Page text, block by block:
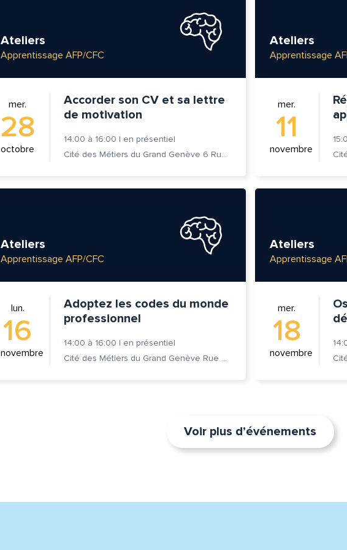
Ateliers
Apprentissage AFP/CFC
mer.
28
octobre
Accorder son CV et sa lettre
de motivation
14:00 à 16:00 | en présentiel
Cité des Métiers du Grand Genève 6 Rue Prévost-Martin 1205 Genève
Ateliers
Apprentissage
mer.
11
novembre
Ateliers
Apprentissage AFP/CFC
lun.
16
novembre
Adoptez les codes du monde
professionnel
14:00 à 16:00 | en présentiel
Cité des Métiers du Grand Genève Rue Prévost-Martin 6 1205 Genève
Ateliers
Apprentissage
mer.
18
novembre
Voir plus d’événements